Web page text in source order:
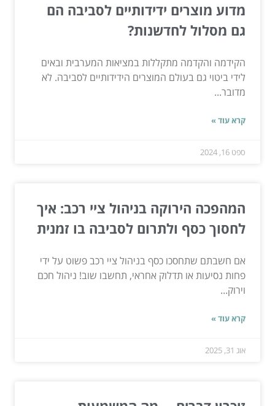
מדוע מוצרים ידידותיים לסביבה הם
גם מסלול לחדשנות?
הקידמה והקדמה מתקללות במציאות המערבית ובאים
לידי ביטוי גם בעולם המוצרים הידידותיים לסביבה. לא
מדובר...
קרא עוד »
ספט 16, 2024
המהפכה הירוקה בניהול ציי רכב: איך
לחסוך כסף ולתרום לסביבה בו זמנית
אם חשבתם שתחסכו כסף בניהול ציי רכב פשוט על ידי
פחות נסיעות או תדלוק אחראי, תחשבו שוב! ניהול חכם
וירוק...
קרא עוד »
אוג 31, 2025